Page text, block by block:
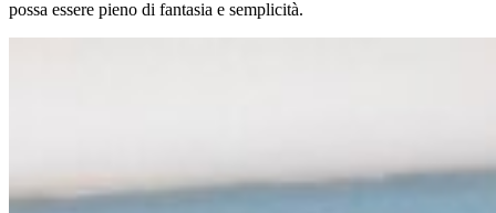
possa essere pieno di fantasia e semplicità.